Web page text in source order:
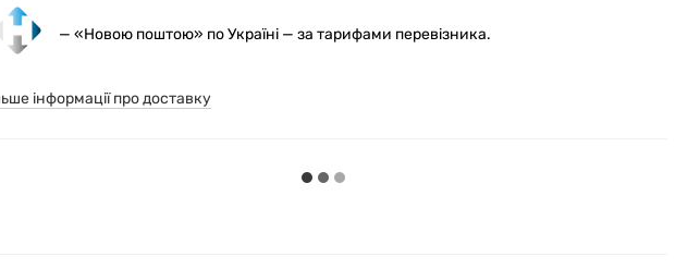
— «Новою поштою» по Україні — за тарифами перевізника.
інформації про доставку